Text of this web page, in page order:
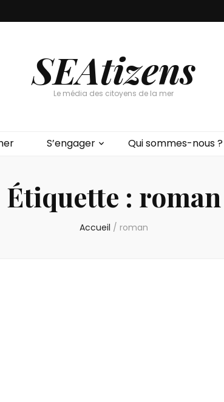
SEAtizens
Le média des citoyens de la mer
S’engager Qui sommes-nous ?
Étiquette : roman
Accueil / roman